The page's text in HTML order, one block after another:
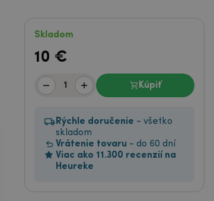
Skladom
10 €
Kúpiť
Rýchle doručenie - všetko
skladom
Vrátenie tovaru - do 60 dní
Viac ako 11.300 recenzií na
Heureke